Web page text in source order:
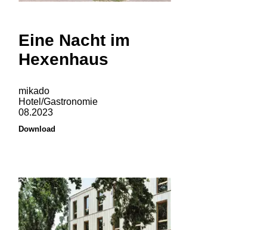
Eine Nacht im
Hexenhaus
mikado
Hotel/Gastronomie
08.2023
Download